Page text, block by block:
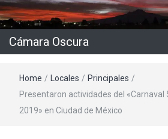
Cámara Oscura
Home / Locales / Principales /
Presentaron actividades del «Carnaval
2019» en Ciudad de México